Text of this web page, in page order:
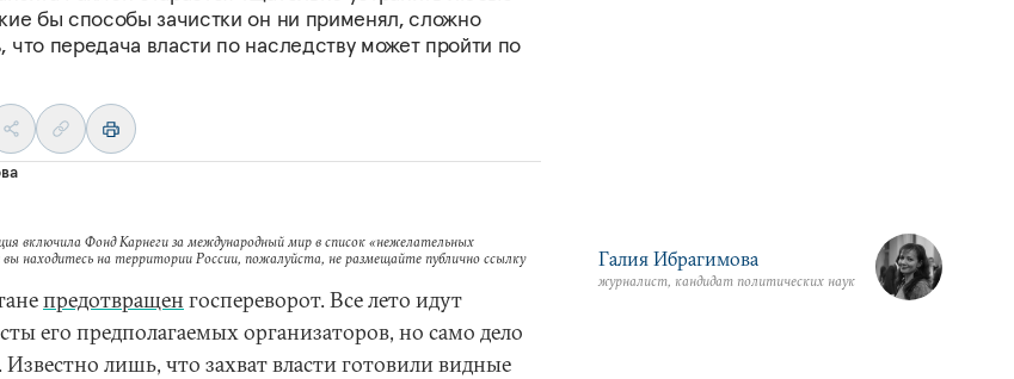
бы способы зачистки он ни применял, сложно
что передача власти по наследству может пройти по
включила Фонд Карнеги за международный мир в список «нежелательных
вы находитесь на территории России, пожалуйста, не размещайте публично ссылку
предотвращен госпереворот. Все лето идут
его предполагаемых организаторов, но само дело
Известно лишь, что захват власти готовили видные
Галия Ибрагимова
журналист, кандидат политических наук